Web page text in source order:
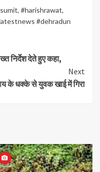
, #harishrawat,
#dehradun
निर्देश देते हुए कहा,
Next
के धक्के से युवक खाई में गिरा